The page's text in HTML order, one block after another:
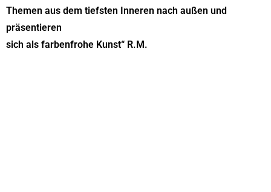
Themen aus dem tiefsten Inneren nach außen und
präsentieren
sich als farbenfrohe Kunst“ R.M.